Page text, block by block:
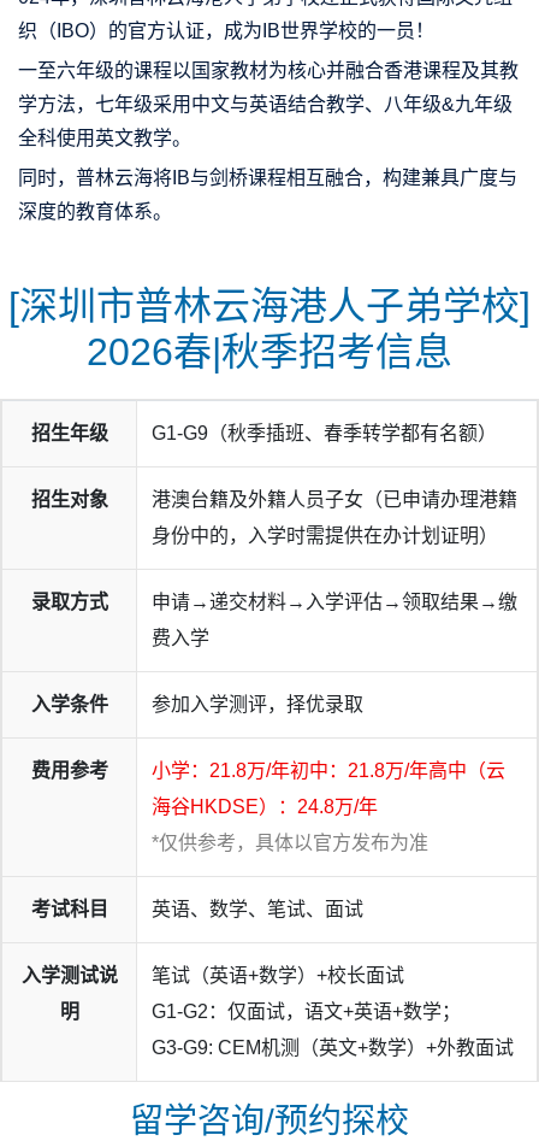
织（IBO）的官方认证，成为IB世界学校的一员！
一至六年级的课程以国家教材为核心并融合香港课程及其教
学方法，七年级采用中文与英语结合教学、八年级&九年级
全科使用英文教学。
同时，普林云海将IB与剑桥课程相互融合，构建兼具广度与
深度的教育体系。
[深圳市普林云海港人子弟学校]
2026春|秋季招考信息
招生年级 G1-G9（秋季插班、春季转学都有名额）
招生对象
港澳台籍及外籍人员子女（已申请办理港籍
身份中的，入学时需提供在办计划证明）
录取方式
申请→递交材料→入学评估→领取结果→缴
费入学
入学条件 参加入学测评，择优录取
费用参考
小学：21.8万/年初中：21.8万/年高中（云
海谷HKDSE）：24.8万/年
*仅供参考，具体以官方发布为准
考试科目 英语、数学、笔试、面试
入学测试说
明
笔试（英语+数学）+校长面试
G1-G2：仅面试，语文+英语+数学；
G3-G9: CEM机测（英文+数学）+外教面试
留学咨询/预约探校